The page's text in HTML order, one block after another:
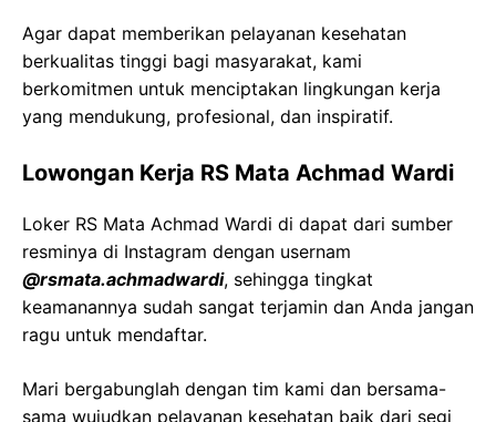
Agar dapat memberikan pelayanan kesehatan
berkualitas tinggi bagi masyarakat, kami
berkomitmen untuk menciptakan lingkungan kerja
yang mendukung, profesional, dan inspiratif.
Lowongan Kerja RS Mata Achmad Wardi
Loker RS Mata Achmad Wardi di dapat dari sumber
resminya di Instagram dengan usernam
@rsmata.achmadwardi, sehingga tingkat
keamanannya sudah sangat terjamin dan Anda jangan
ragu untuk mendaftar.
Mari bergabunglah dengan tim kami dan bersama-
sama wujudkan pelayanan kesehatan baik dari segi